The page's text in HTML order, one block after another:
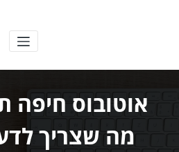
המדריך
אוטובוס חיפה
מה שצריך